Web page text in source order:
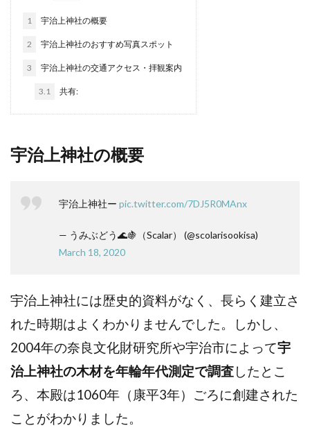
1 宇治上神社の概要
2 宇治上神社のおすすめ写真スポット
3 宇治上神社の交通アクセス・拝観案内
3.1 共有:
宇治上神社の概要
宇治上神社ー pic.twitter.com/7DJ5R0MAnx
— うみぶどう🌊🍇（Scalar） (@scolarisookisa)
March 18, 2020
宇治上神社には歴史的資料がなく、長らく建立さ
れた時期はよくわかりませんでした。しかし、
2004年の奈良文化財研究所や宇治市によって宇
治上神社の木材を年輪年代測定で調査したとこ
ろ、本殿は1060年（康平3年）ごろに創建された
ことがわかりました。